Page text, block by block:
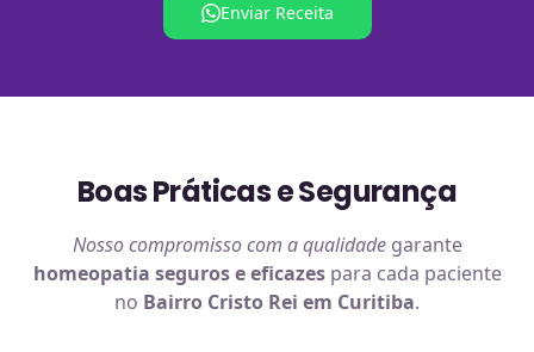
Enviar Receita
Boas Práticas e Segurança
Nosso compromisso com a qualidadegarante
homeopatia seguros e eficazespara cada paciente
no Bairro Cristo Rei em Curitiba.